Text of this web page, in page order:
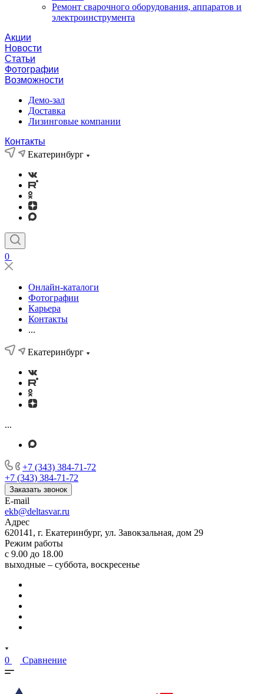
Ремонт сварочного оборудования, аппаратов и
электроинструмента
Акции
Новости
Статьи
Фотографии
Возможности
Демо-зал
Доставка
Лизинговые компании
Контакты
Екатеринбург
0
Онлайн-каталоги
Фотографии
Карьера
Контакты
...
Екатеринбург
...
+7 (343) 384-71-72
+7 (343) 384-71-72
Заказать звонок
E-mail
ekb@deltasvar.ru
Адрес
620141, г. Екатеринбург, ул. Завокзальная, дом 29
Режим работы
с 9.00 до 18.00
выходные – суббота, воскресенье
0 Сравнение